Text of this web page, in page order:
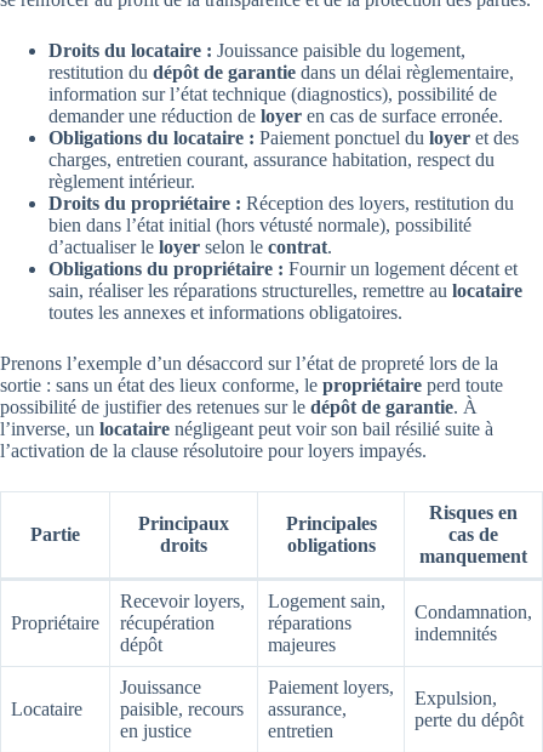
Droits du locataire : Jouissance paisible du logement,
restitution du dépôt de garantie dans un délai règlementaire,
information sur l’état technique (diagnostics), possibilité de
demander une réduction de loyer en cas de surface erronée.
Obligations du locataire : Paiement ponctuel du loyer et des
charges, entretien courant, assurance habitation, respect du
règlement intérieur.
Droits du propriétaire : Réception des loyers, restitution du
bien dans l’état initial (hors vétusté normale), possibilité
d’actualiser le loyer selon le contrat.
Obligations du propriétaire : Fournir un logement décent et
sain, réaliser les réparations structurelles, remettre au locataire
toutes les annexes et informations obligatoires.
Prenons l’exemple d’un désaccord sur l’état de propreté lors de la
sortie : sans un état des lieux conforme, le propriétaire perd toute
possibilité de justifier des retenues sur le dépôt de garantie. À
l’inverse, un locataire négligeant peut voir son bail résilié suite à
l’activation de la clause résolutoire pour loyers impayés.
Partie
Principaux
droits
Principales
obligations
Risques en
cas de
manquement
Propriétaire
Recevoir loyers,
récupération
dépôt
Logement sain,
réparations
majeures
Condamnation,
indemnités
Locataire
Jouissance
paisible, recours
en justice
Paiement loyers,
assurance,
entretien
Expulsion,
perte du dépôt